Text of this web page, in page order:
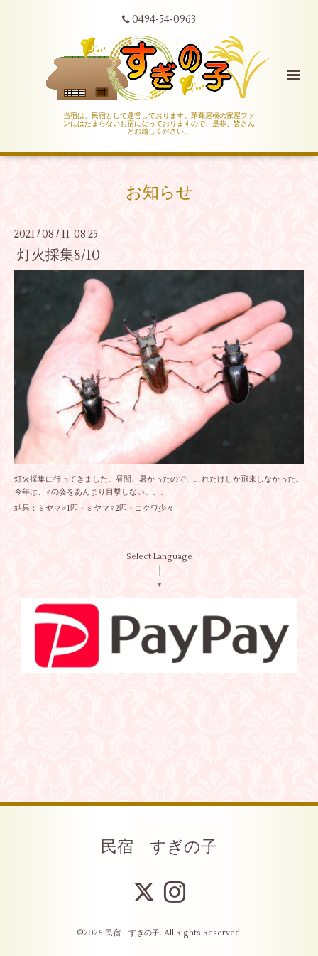
0494-54-0963
当宿は、民宿として運営しております。茅葺屋根の家屋ファ
ンにはたまらないお宿になっておりますので、是非、皆さん
とお越しください。
お知らせ
2021 / 08 / 11 08:25
灯火採集8/10
灯火採集に行ってきました。昼間、暑かったので、これだけしか飛来しなかった。
今年は、♂の姿をあんまり目撃しない。。。
結果：ミヤマ♂1匹・ミヤマ♀2匹・コクワ少々
Select Language
▼
民宿 すぎの子
©2026 民宿 すぎの子. All Rights Reserved.